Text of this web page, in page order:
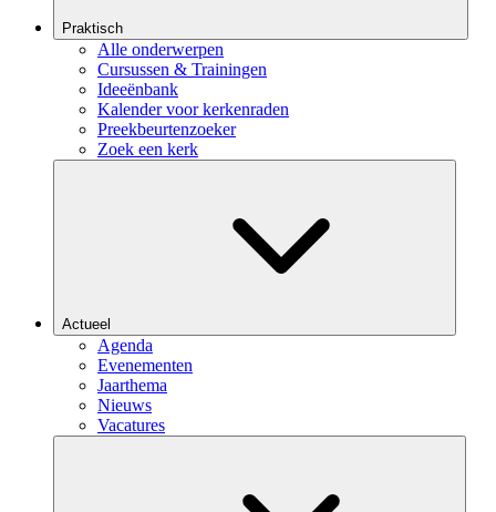
Praktisch
Alle onderwerpen
Cursussen & Trainingen
Ideeënbank
Kalender voor kerkenraden
Preekbeurtenzoeker
Zoek een kerk
Actueel
Agenda
Evenementen
Jaarthema
Nieuws
Vacatures